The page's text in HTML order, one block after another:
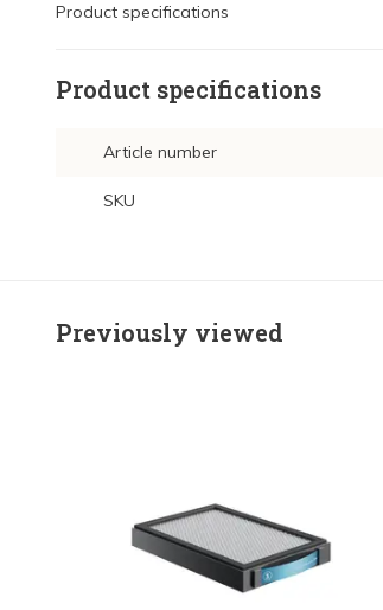
Product specifications
Product specifications
Article number
SKU
Previously viewed